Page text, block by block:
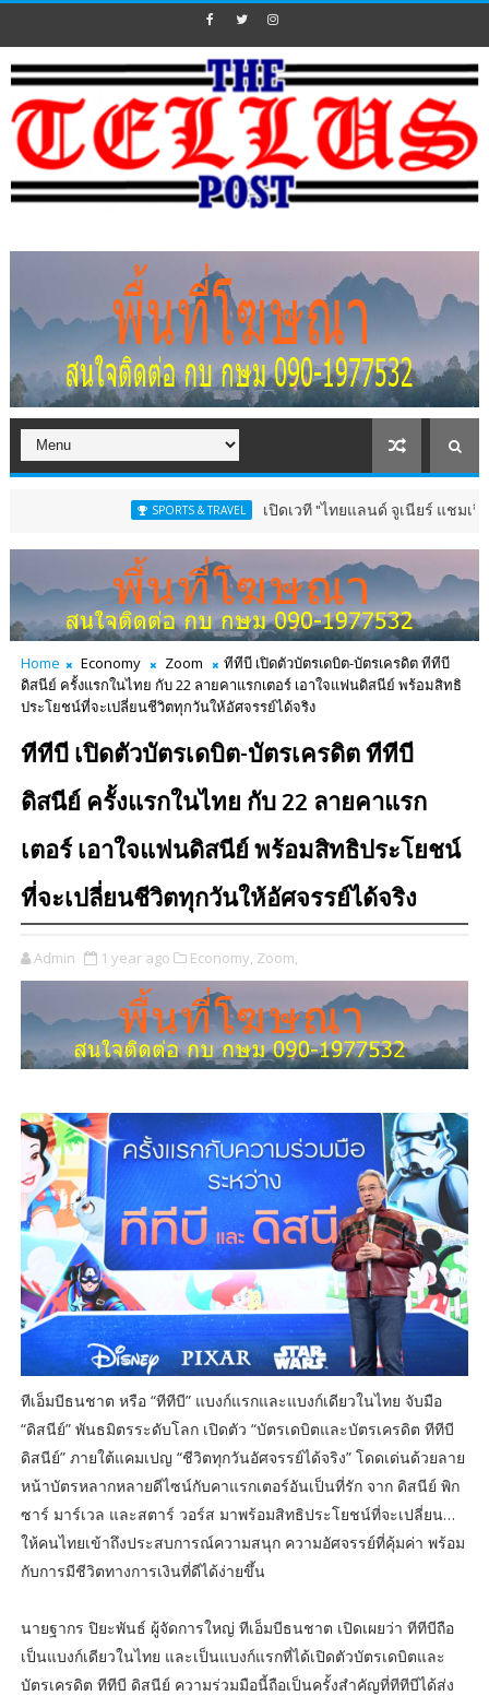
SPORTS & TRAVEL เปิดเวที "ไทยแลนด์ จูเนียร์ แชมเปี้ยนชิพ" 13-
Home Economy Zoom
ทีทีบี เปิดตัวบัตรเดบิต-บัตรเครดิต ทีทีบี
ดิสนีย์ ครั้งแรกในไทย กับ 22 ลายคาแรกเตอร์ เอาใจแฟนดิสนีย์ พร้อมสิทธิ
ประโยชน์ที่จะเปลี่ยนชีวิตทุกวันให้อัศจรรย์ได้จริง
ทีทีบี เปิดตัวบัตรเดบิต-บัตรเครดิต ทีทีบี
ดิสนีย์ ครั้งแรกในไทย กับ 22 ลายคาแรก
เตอร์ เอาใจแฟนดิสนีย์ พร้อมสิทธิประโยชน์
ที่จะเปลี่ยนชีวิตทุกวันให้อัศจรรย์ได้จริง
Admin 1 year ago Economy, Zoom,
ทีเอ็มบีธนชาต หรือ “ทีทีบี” แบงก์แรกและแบงก์เดียวในไทย จับมือ
“ดิสนีย์” พันธมิตรระดับโลก เปิดตัว “บัตรเดบิตและบัตรเครดิต ทีทีบี
ดิสนีย์” ภายใต้แคมเปญ “ชีวิตทุกวันอัศจรรย์ได้จริง” โดดเด่นด้วยลาย
หน้าบัตรหลากหลายดีไซน์กับคาแรกเตอร์อันเป็นที่รัก จาก ดิสนีย์ พิก
ซาร์ มาร์เวล และสตาร์ วอร์ส มาพร้อมสิทธิประโยชน์ที่จะเปลี่ยน…
ให้คนไทยเข้าถึงประสบการณ์ความสนุก ความอัศจรรย์ที่คุ้มค่า พร้อม
กับการมีชีวิตทางการเงินที่ดีได้ง่ายขึ้น
นายฐากร ปิยะพันธ์ ผู้จัดการใหญ่ ทีเอ็มบีธนชาต เปิดเผยว่า ทีทีบีถือ
เป็นแบงก์เดียวในไทย และเป็นแบงก์แรกที่ได้เปิดตัวบัตรเดบิตและ
บัตรเครดิต ทีทีบี ดิสนีย์ ความร่วมมือนี้ถือเป็นครั้งสำคัญที่ทีทีบีได้ส่ง